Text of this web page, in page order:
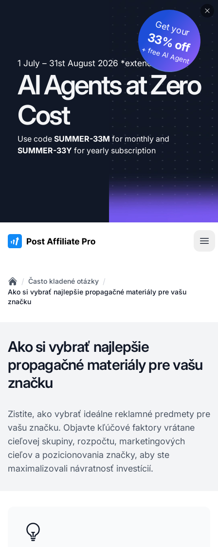
1 July – 31st August 2026 *extended
AI Agents at Zero
Cost
Get your
33% off
+ free AI Agent
Use code SUMMER-33M for monthly and
SUMMER-33Y for yearly subscription
:site.title
Home
/ Často kladené otázky /
Ako si vybrať najlepšie propagačné materiály pre vašu
značku
Ako si vybrať najlepšie
propagačné materiály pre vašu
značku
Zistite, ako vybrať ideálne reklamné predmety pre
vašu značku. Objavte kľúčové faktory vrátane
cieľovej skupiny, rozpočtu, marketingových
cieľov a pozicionovania značky, aby ste
maximalizovali návratnosť investícií.